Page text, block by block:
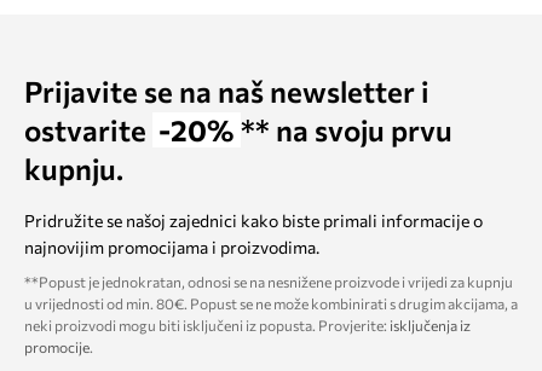
Prijavite se na naš newsletter i
ostvarite -20% ** na svoju prvu
kupnju.
Pridružite se našoj zajednici kako biste primali informacije o
najnovijim promocijama i proizvodima.
**Popust je jednokratan, odnosi se na nesnižene proizvode i vrijedi za kupnju
u vrijednosti od min. 80€. Popust se ne može kombinirati s drugim akcijama, a
neki proizvodi mogu biti isključeni iz popusta. Provjerite: isključenja iz
promocije.